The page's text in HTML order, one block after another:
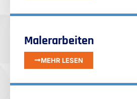
Malerarbeiten
MEHR LESEN